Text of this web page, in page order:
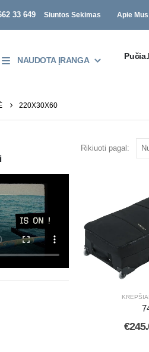
33 649 Siuntos Sekimas Apie Mus
NAUDOTA ĮRANGA
220X30X60
Rikiuoti pagal:
€